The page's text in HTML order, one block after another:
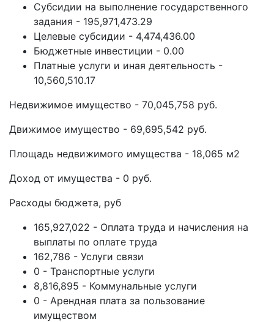
Субсидии на выполнение государственного
задания - 195,971,473.29
Целевые субсидии - 4,474,436.00
Бюджетные инвестиции - 0.00
Платные услуги и иная деятельность -
10,560,510.17
Недвижимое имущество - 70,045,758 руб.
Движимое имущество - 69,695,542 руб.
Площадь недвижимого имущества - 18,065 м2
Доход от имущества - 0 руб.
Расходы бюджета, руб
165,927,022 - Оплата труда и начисления на
выплаты по оплате труда
162,786 - Услуги связи
0 - Транспортные услуги
8,816,895 - Коммунальные услуги
0 - Арендная плата за пользование
имуществом